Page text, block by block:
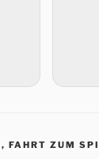
, FAHRT ZUM